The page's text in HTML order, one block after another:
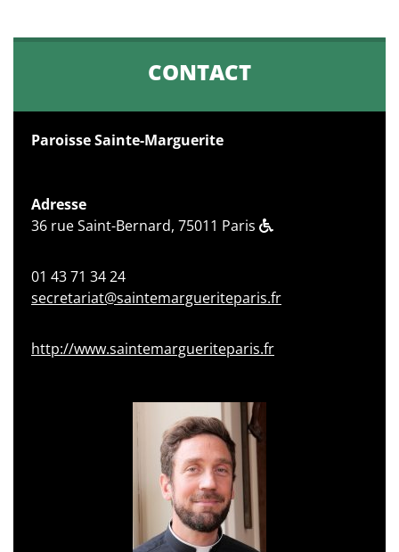
CONTACT
Paroisse Sainte-Marguerite
Adresse
36 rue Saint-Bernard, 75011 Paris
01 43 71 34 24
secretariat@saintemargueriteparis.fr
http://www.saintemargueriteparis.fr